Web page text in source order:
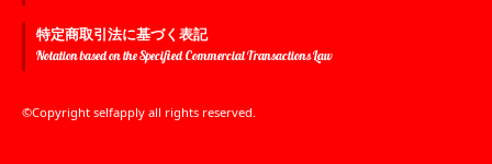
特定商取引法に基づく表記
Notation based on the Specified Commercial Transactions Law
©Copyright selfapply all rights reserved.